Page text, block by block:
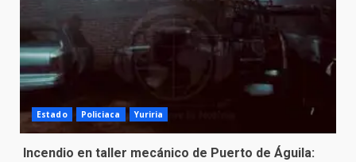
Estado Policiaca Yuriria
Incendio en taller mecánico de Puerto de Águila: